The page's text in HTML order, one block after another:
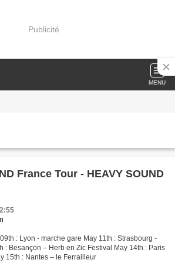
Publicité
MENU
France Tour - HEAVY SOUND
: Lyon - marche gare May 11th : Strasbourg -
: Besançon – Herb en Zic Festival May 14th : Paris
15th : Nantes – le Ferrailleur